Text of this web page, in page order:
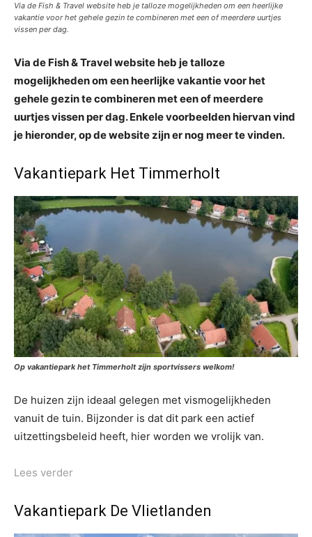
Via de Fish & Travel website heb je talloze mogelijkheden om een heerlijke
vakantie voor het gehele gezin te combineren met een of meerdere uurtjes
vissen per dag.
Via de Fish & Travel website heb je talloze
mogelijkheden om een heerlijke vakantie voor het
gehele gezin te combineren met een of meerdere
uurtjes vissen per dag. Enkele voorbeelden hiervan vind
je hieronder, op de website zijn er nog meer te vinden.
Vakantiepark Het Timmerholt
Op vakantiepark het Timmerholt zijn sportvissers welkom!
De huizen zijn ideaal gelegen met vismogelijkheden
vanuit de tuin. Bijzonder is dat dit park een actief
uitzettingsbeleid heeft, hier worden we vrolijk van.
Lees verder
Vakantiepark De Vlietlanden